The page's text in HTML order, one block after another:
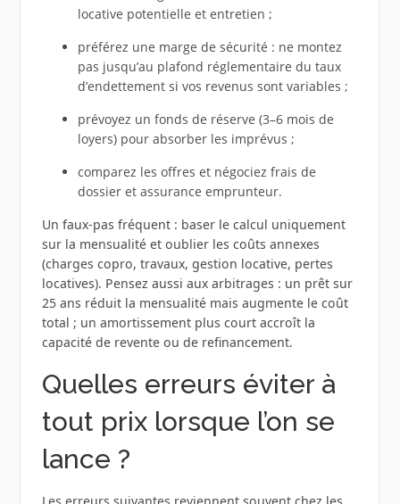
locative potentielle et entretien ;
préférez une marge de sécurité : ne montez
pas jusqu’au plafond réglementaire du taux
d’endettement si vos revenus sont variables ;
prévoyez un fonds de réserve (3–6 mois de
loyers) pour absorber les imprévus ;
comparez les offres et négociez frais de
dossier et assurance emprunteur.
Un faux-pas fréquent : baser le calcul uniquement
sur la mensualité et oublier les coûts annexes
(charges copro, travaux, gestion locative, pertes
locatives). Pensez aussi aux arbitrages : un prêt sur
25 ans réduit la mensualité mais augmente le coût
total ; un amortissement plus court accroît la
capacité de revente ou de refinancement.
Quelles erreurs éviter à
tout prix lorsque l’on se
lance ?